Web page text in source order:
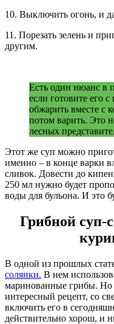
10. Выключить огонь, и
11. Порезать зелень и
другим.
Есть один нюанс в
если готовите его
обжарить вместе с
потом варить. Это
лесных
Этот же суп можно
именно – в конце варки
сливок. Довести до
250 мл нужно будет
воды для бульона. И это
Грибной суп-
В одной из прошлых
солянки. В нем
маринованные грибы. Но
интересный рецепт, со
включить его в
действительно хорош, и